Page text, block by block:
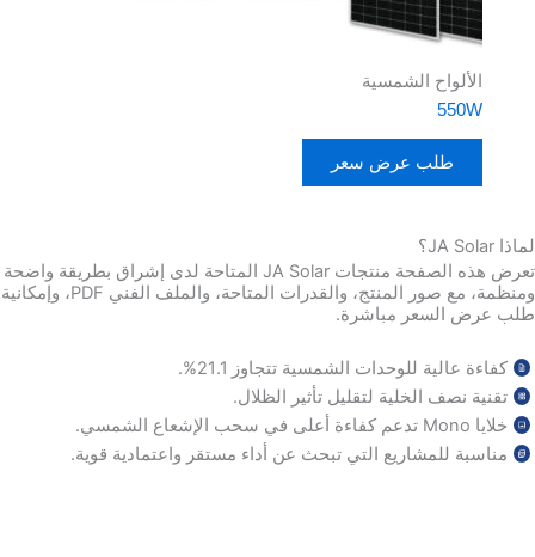
الألواح الشمسية
550W
طلب عرض سعر
لماذا JA Solar؟
تعرض هذه الصفحة منتجات JA Solar المتاحة لدى إشراق بطريقة واضحة
ومنظمة، مع صور المنتج، والقدرات المتاحة، والملف الفني PDF، وإمكانية
طلب عرض السعر مباشرة.
كفاءة عالية للوحدات الشمسية تتجاوز 21.1%.
تقنية نصف الخلية لتقليل تأثير الظلال.
خلايا Mono تدعم كفاءة أعلى في سحب الإشعاع الشمسي.
مناسبة للمشاريع التي تبحث عن أداء مستقر واعتمادية قوية.